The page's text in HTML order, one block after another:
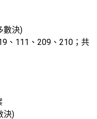
數決)
、111、209、210；共
決)